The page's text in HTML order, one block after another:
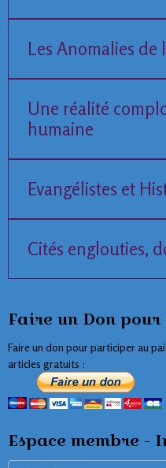
Les Anomalies
Une réalité
humaine
Evangélistes et
Cités englouties,
Faire un Don pour
Faire un don pour participer au
articles gratuits :
Espace membre -